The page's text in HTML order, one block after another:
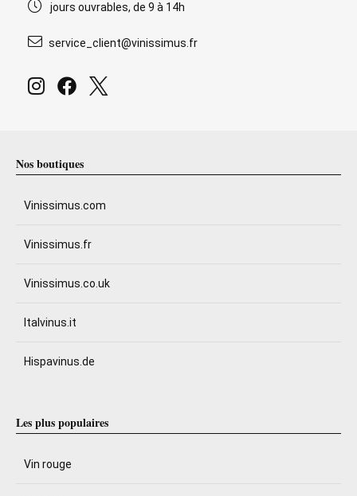
jours ouvrables, de 9 à 14h
service_client@vinissimus.fr
Nos boutiques
Vinissimus.com
Vinissimus.fr
Vinissimus.co.uk
Italvinus.it
Hispavinus.de
Les plus populaires
Vin rouge